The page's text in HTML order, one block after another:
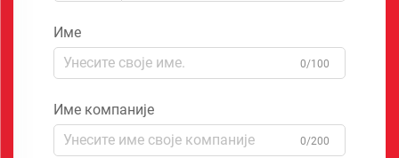
Име
0/100
Име компаније
0/200